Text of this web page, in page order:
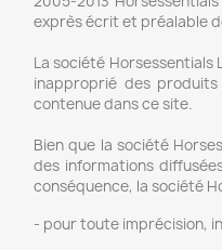
exprès écrit et préalable
La société
inapproprié des
contenue dans ce site.
Bien que la société
des informations
conséquence, la société
- pour toute imprécision,